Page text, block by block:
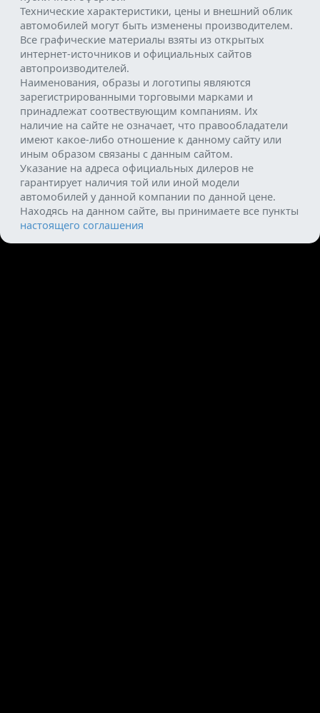
Технические характеристики, цены и внешний облик
автомобилей могут быть изменены производителем.
Все графические материалы взяты из открытых
интернет-источников и официальных сайтов
автопроизводителей.
Наименования, образы и логотипы являются
зарегистрированными торговыми марками и
принадлежат соотвествующим компаниям. Их
наличие на сайте не означает, что правообладатели
имеют какое-либо отношение к данному сайту или
иным образом связаны с данным сайтом.
Указание на адреса официальных дилеров не
гарантирует наличия той или иной модели
автомобилей у данной компании по данной цене.
Находясь на данном сайте, вы принимаете все пункты
настоящего соглашения